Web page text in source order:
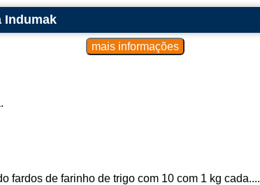
Indumak
fardos de farinho de trigo com 10 com 1 kg cada....